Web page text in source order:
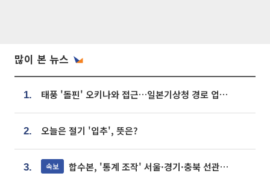
많이 본 뉴스
1. 태풍 '돌핀' 오키나와 접근…일본기상청 경로 업데이트
2. 오늘은 절기 '입추', 뜻은?
3. 속보 합수본, '통계 조작' 서울·경기·충북 선관위 등 추가 압수수색